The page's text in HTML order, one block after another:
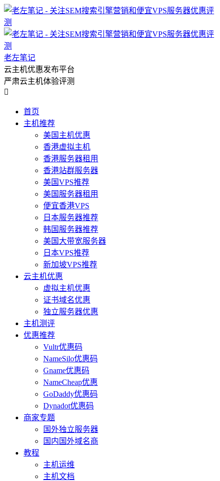
老左笔记
云主机优惠发布平台
严肃云主机体验评测

首页
主机推荐
美国主机优惠
香港虚拟主机
香港服务器租用
香港站群服务器
美国VPS推荐
美国服务器租用
便宜香港VPS
日本服务器推荐
韩国服务器推荐
美国大带宽服务器
日本VPS推荐
新加坡VPS推荐
云主机优惠
虚拟主机优惠
证书域名优惠
独立服务器优惠
主机测评
优惠推荐
Vultr优惠码
NameSilo优惠码
Gname优惠码
NameCheap优惠
GoDaddy优惠码
Dynadot优惠码
商家专题
国外独立服务器
国内国外域名商
教程
主机运维
主机文档